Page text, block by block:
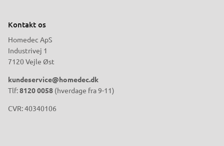
Kontakt os
Homedec ApS
Industrivej 1
7120 Vejle Øst
kundeservice@homedec.dk
Tlf:8120 0058 (hverdage fra 9-11)
CVR: 40340106